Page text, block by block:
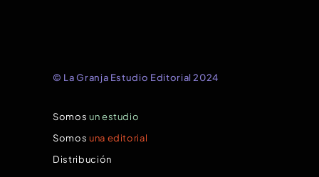
© La Granja Estudio Editorial 2024
Somos un estudio
Somos una editorial
Distribución